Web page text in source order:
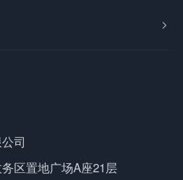

司
区置地广场A座21层